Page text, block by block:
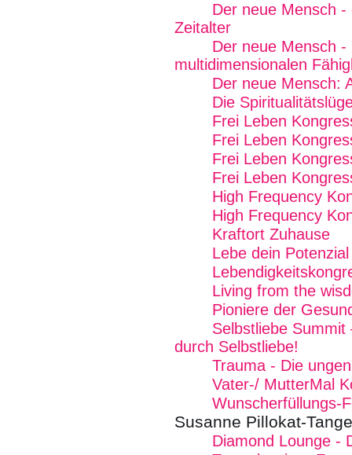
Der neue Mensch
Zeitalter
Der neue Mensch -
multidimensionalen
Der neue Mensch:
Die
Frei Leben
Frei Leben
Frei Leben
Frei Leben
High Frequency
High Frequency
Kraftort Zuhause
Lebe dein
Living from the
Pioniere der
Selbstliebe
durch Selbstliebe!
Trauma - Die
Vater-/ MutterMal
Wunscherfüllungs-
Susanne Pillokat-
Diamond Lounge -